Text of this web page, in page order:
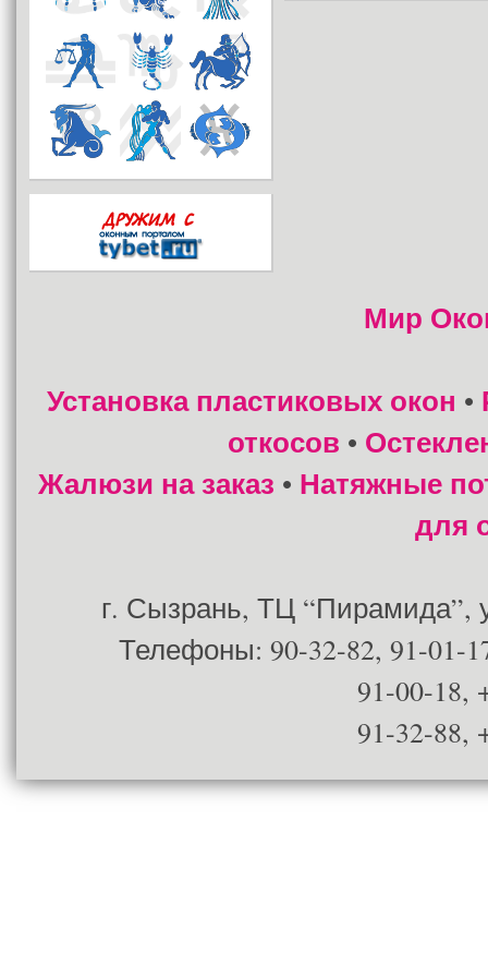
Мир
Установка пластиковых окон •
откосов •
Жалюзи на заказ • Натяжные
для
г. Сызрань, ТЦ “Пирамида”,
Телефоны: 90-32-82, 91-01-
91-00-18,
91-32-88,